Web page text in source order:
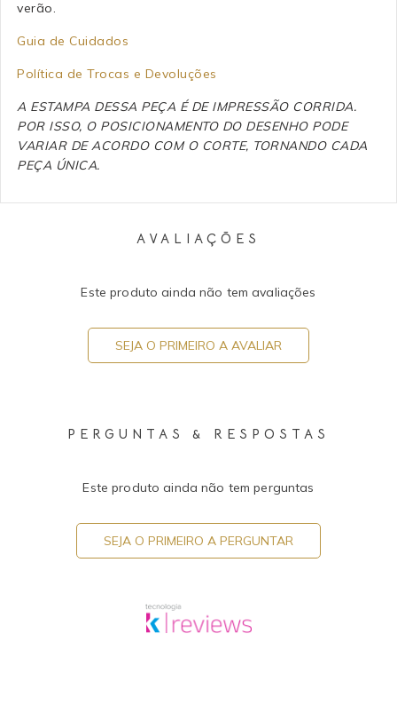
verão.
Guia de Cuidados
Política de Trocas e Devoluções
A ESTAMPA DESSA PEÇA É DE IMPRESSÃO CORRIDA.
POR ISSO, O POSICIONAMENTO DO DESENHO PODE
VARIAR DE ACORDO COM O CORTE, TORNANDO CADA
PEÇA ÚNICA.
AVALIAÇÕES
Este produto ainda não tem avaliações
SEJA O PRIMEIRO A AVALIAR
PERGUNTAS & RESPOSTAS
Este produto ainda não tem perguntas
SEJA O PRIMEIRO A PERGUNTAR